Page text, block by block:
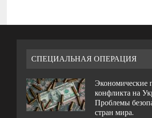
СПЕЦИАЛЬНАЯ ОПЕРАЦИЯ
Экономические
конфликта на
Проблемы
стран мира.